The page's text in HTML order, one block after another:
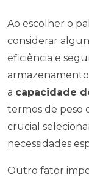
Ao escolher o
considerar
eficiência e
a capacidade
termos de peso
crucial
necessidades
Outro fator